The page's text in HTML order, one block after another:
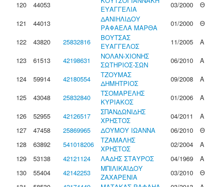
120
44053
ΕΥΑΓΓΕΛΙΑ
03/2000
Θ
121
44013
ΔΑΝΙΗΛΙΔΟΥ
ΡΑΦΑΕΛΑ ΜΑΡΘΑ
01/2000
Θ
122
43820 25832816
ΒΟΥΤΣΑΣ
ΕΥΑΓΓΕΛΟΣ
11/2005
Α
123
61513 42198631
ΝΟΛΑΝ-ΧΙΟΝΗΣ
ΣΩΤΗΡΙΟΣ-ΣΩΝ
06/2010
Α
124
59914 42180554
ΤΖΟΥΜΑΣ
ΔΗΜΗΤΡΙΟΣ
09/2008
Α
125
43048 25832840
ΤΣΟΜΑΡΕΛΗΣ
ΚΥΡΙΑΚΟΣ
01/2006
Α
126
52955 42126517
ΣΠΑΝΔΩΝΙΔΗΣ
ΧΡΗΣΤΟΣ
04/2011
Α
127
47458 25869965 ΔΟΥΜΟΥ ΙΩΑΝΝΑ 06/2010
Θ
128
63892 541018206
ΤΖΑΜΑΛΗΣ
ΧΡΗΣΤΟΣ
02/2004
Α
129
53138 42121124 ΛΑΔΗΣ ΣΤΑΥΡΟΣ 04/1969
Α
130
55404 42142253
ΜΠΙΛΙΚΑΪΔΟΥ
ΖΑΧΑΡΕΝΙΑ
03/2010
Θ